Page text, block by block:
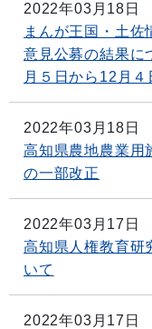
2022年03月18日
まんが王国・土佐
意見公募の結果に
月５日から12月４
2022年03月18日
高知県農地農業用
の一部改正
2022年03月17日
高知県人権教育研
いて
2022年03月17日